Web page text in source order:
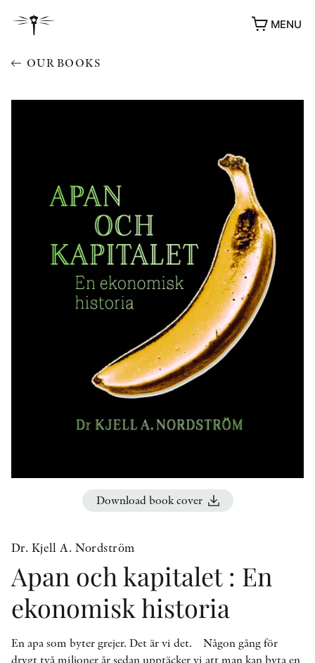
MENU
AWARDS
OTHER FORMATS
OUR BOOKS
Download book cover
Dr. Kjell A. Nordström
Apan och kapitalet : En
ekonomisk historia
En apa som byter grejer. Det är vi det. Någon gång för